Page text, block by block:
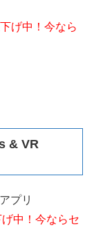
げ中！今なら
& VR
プリ
中！今ならセ